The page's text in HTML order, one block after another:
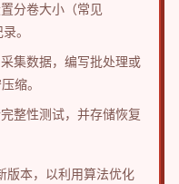
分卷大小（常见
。
集数据，编写批处理或
缩。
整性测试，并存储恢复
版本，以利用算法优化